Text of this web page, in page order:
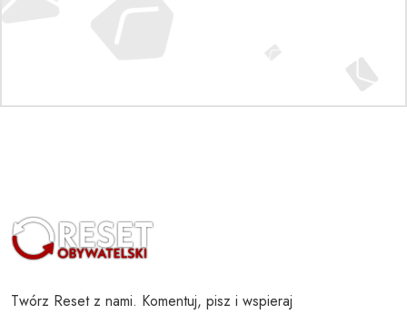
Twórz Reset z nami. Komentuj, pisz i wspieraj